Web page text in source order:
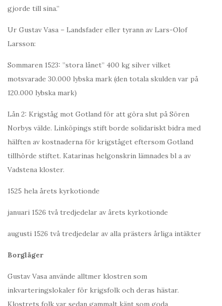
gjorde till sina.”
Ur Gustav Vasa – Landsfader eller tyrann av Lars-Olof
Larsson:
Sommaren 1523: ”stora lånet” 400 kg silver vilket
motsvarade 30.000 lybska mark (den totala skulden var på
120.000 lybska mark)
Lån 2: Krigståg mot Gotland för att göra slut på Sören
Norbys välde. Linköpings stift borde solidariskt bidra med
hälften av kostnaderna för krigståget eftersom Gotland
tillhörde stiftet. Katarinas helgonskrin lämnades bl a av
Vadstena kloster.
1525 hela årets kyrkotionde
januari 1526 två tredjedelar av årets kyrkotionde
augusti 1526 två tredjedelar av alla prästers årliga intäkter
Borgläger
Gustav Vasa använde alltmer klostren som
inkvarteringslokaler för krigsfolk och deras hästar.
Klostrets folk var sedan gammalt känt som goda